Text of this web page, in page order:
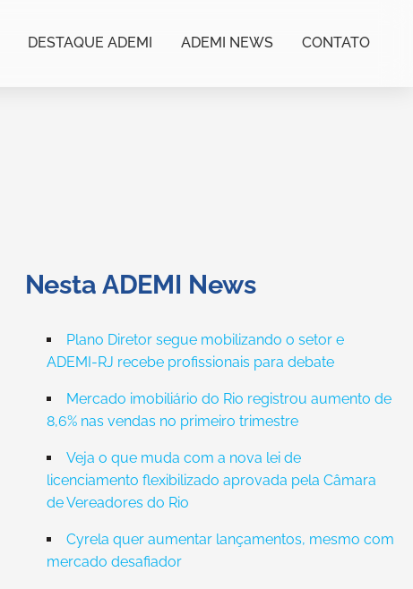
DESTAQUE ADEMI ADEMI NEWS CONTATO
Nesta ADEMI News
Plano Diretor segue mobilizando o setor e
ADEMI-RJ recebe profissionais para debate
Mercado imobiliário do Rio registrou aumento de
8,6% nas vendas no primeiro trimestre
Veja o que muda com a nova lei de
licenciamento flexibilizado aprovada pela Câmara
de Vereadores do Rio
Cyrela quer aumentar lançamentos, mesmo com
mercado desafiador